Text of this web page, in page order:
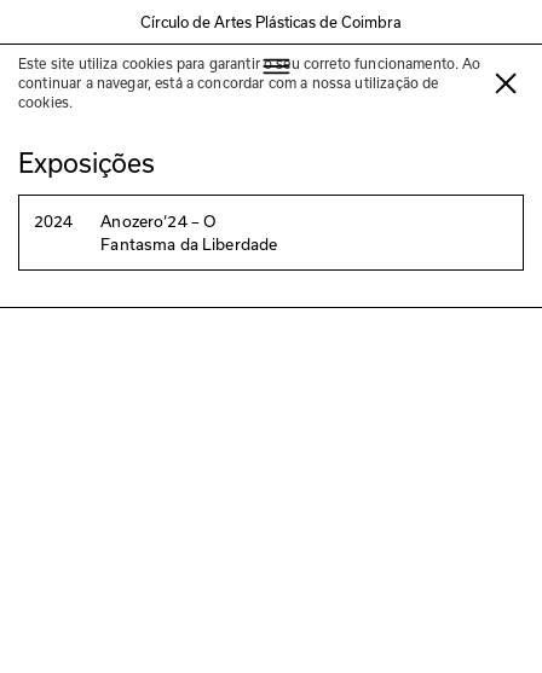
Círculo de Artes Plásticas de Coimbra
Este site utiliza cookies para garantir o seu correto funcionamento. Ao
continuar a navegar, está a concordar com a nossa utilização de
cookies.
Mauro Cerqueira
Exposições
2024
Anozero‘24 – O
Fantasma da Liberdade